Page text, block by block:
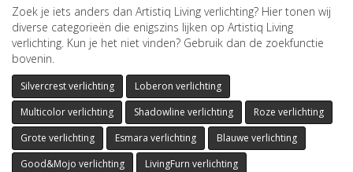
Zoek je iets anders dan Artistiq Living verlichting? Hier tonen wij
diverse categorieën die enigszins lijken op Artistiq Living
verlichting. Kun je het niet vinden? Gebruik dan de zoekfunctie
bovenin.
Silvercrest verlichting
Loberon verlichting
Multicolor verlichting
Shadowline verlichting
Roze verlichting
Grote verlichting
Esmara verlichting
Blauwe verlichting
Good&Mojo verlichting
LivingFurn verlichting